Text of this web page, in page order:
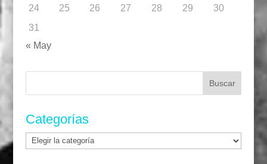
24
25 26 27 28 29
30
31
« May
Categorías
Categorías